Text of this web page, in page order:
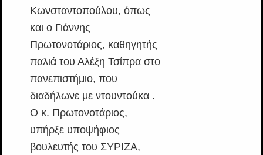
Κωνσταντοπούλου, όπως
και ο Γιάννης
Πρωτονοτάριος, καθηγητής
παλιά του Αλέξη Τσίπρα στο
πανεπιστήμιο, που
διαδήλωνε με ντουντούκα .
Ο κ. Πρωτονοτάριος,
υπήρξε υποψήφιος
βουλευτής του ΣΥΡΙΖΑ,